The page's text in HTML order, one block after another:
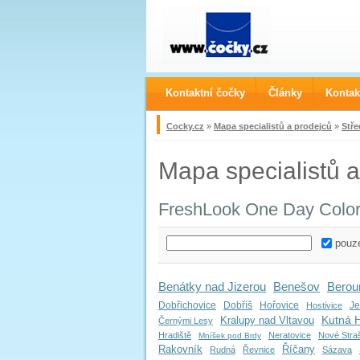
Cocky.cz » Mapa specialistů a prodejců »
Mapa specialistů
FreshLook One Day
Benátky nad Jizerou Benešov
Dobřichovice
Dobříš Hořovice Hostivice
Černými Lesy
Kralupy nad Vltavou Kutná
Hradiště
Mníšek pod Brdy Neratovice Nové
Rakovník Rudná Řevnice Říčany Sázava
Kontaktní čočky Články